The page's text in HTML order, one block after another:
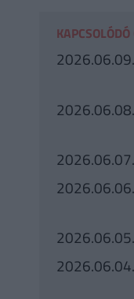
2026.06.09.
2026.06.08.
2026.06.07.
2026.06.06.
2026.06.05.
2026.06.04.